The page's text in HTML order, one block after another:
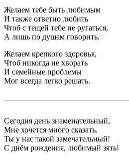
Желаем тебе быть любимым
И также ответно любить
Чтоб с тещей тебе не ругаться,
А лишь по душам говорить.
Желаем крепкого здоровья,
Чтоб никогда не хворать
И семейные проблемы
Мог всегда легко решать.
Сегодня день знаменательный,
Мне хочется много сказать.
Ты у нас такой замечательный!
С днём рождения, любимый зять!